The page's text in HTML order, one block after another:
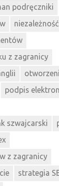
podręczniki
z zagranicy
podpis
szwajcarski
z zagranicy
strategia